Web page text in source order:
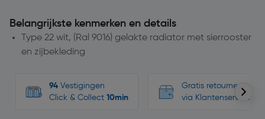
Belangrijkste kenmerken en details
Type 22 wit, (Ral 9016) gelakte radiator met sierrooster
en zijbekleding
94 Vestigingen
Click & Collect 10min
Gratis retourneren,
via Klantenservice